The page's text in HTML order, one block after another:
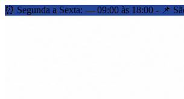
⏰ Segunda a Sexta: — 09:00 às 18:00 - 📌